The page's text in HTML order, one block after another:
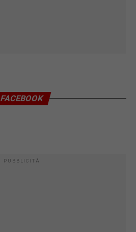
FACEBOOK
PUBBLICITÀ